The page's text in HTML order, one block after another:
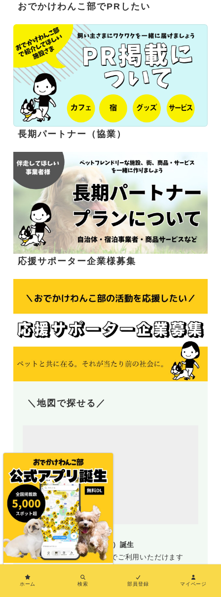
おでかけわんこ部でPRしたい
長期パートナー（協業）
応援サポーター企業様募集
＼地図で探せる／
地図アプリ（おでわんMAP）誕生
新規部員登録で誰でも無料でご利用いただけます
おでわんMAP
ホーム 検索 部員登録 マイページ